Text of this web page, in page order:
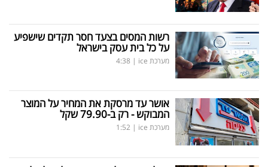
רשות המסים בצעד חסר תקדים שישפיע
על כל בית עסק בישראל
מערכת ice |
4:38
אושר עד מרסקת את המחיר על המוצר
המבוקש - רק ב-79.90 שקל
מערכת ice |
1:52